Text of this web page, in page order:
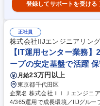
登録してサポートを受ける
正社員
株式会社IIJエンジニアリング
【IT運用センター業務
ープの安定基盤で活躍
月給23万円以上
東京都千代田区
企業名 株式会社ＩＩＪエンジニアリング 求人名 【IT運用セ
4/365運用で成長環境／IIJグループの安定基盤